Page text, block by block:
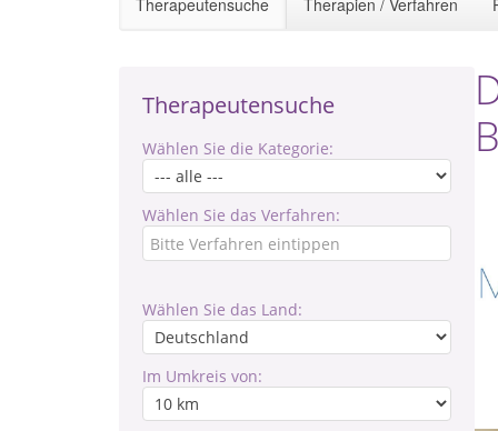
Therapeutensuche Therapien / Verfahren
Therapeutensuche
Wählen Sie die Kategorie:
Wählen Sie das Verfahren:
Wählen Sie das Land:
Im Umkreis von: